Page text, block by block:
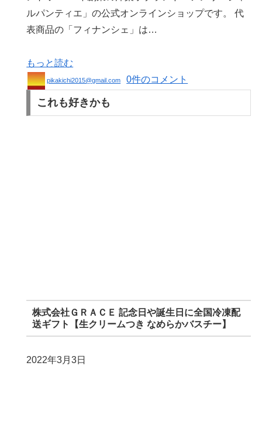
ルパンティエ」の公式オンラインショップです。 代
表商品の「フィナンシェ」は…
もっと読む
pikakichi2015@gmail.com 0件のコメント
これも好きかも
株式会社ＧＲＡＣＥ 記念日や誕生日に全国冷凍配
送ギフト【生クリームつき なめらかバスチー】
2022年3月3日